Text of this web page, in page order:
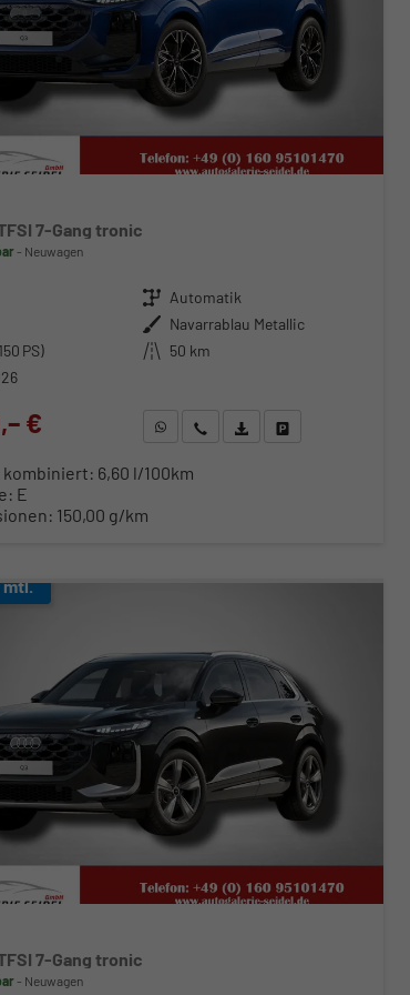
7-Gang tronic
Neuwagen
Getriebe Automatik
Außenfarbe Navarrablau Metallic
PS) Kilometerstand 50 km
€ WhatsApp anfragen
Wir rufen Sie anFahrzeugexposé (PDF)
Fahrzeug parken
kombiniert: 6,60 l/100km
E
150,00 g/km
mtl.
7-Gang tronic
Neuwagen